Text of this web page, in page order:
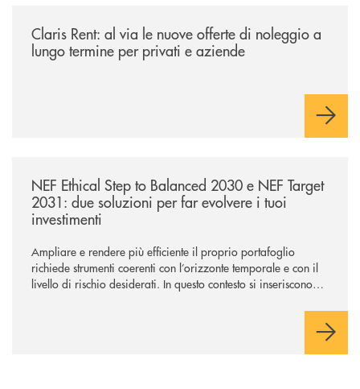
Claris Rent: al via le nuove offerte di noleggio a
lungo termine per privati e aziende
NEF Ethical Step to Balanced 2030 e NEF Target
2031: due soluzioni per far evolvere i tuoi
investimenti
Ampliare e rendere più efficiente il proprio portafoglio
richiede strumenti coerenti con l’orizzonte temporale e con il
livello di rischio desiderati. In questo contesto si inseriscono
soluzioni tra loro complementari, pensate per accompagnare